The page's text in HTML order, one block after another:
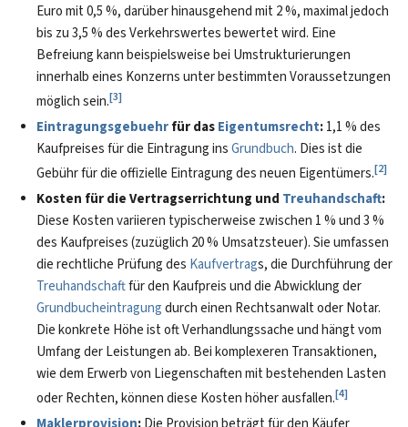
Euro mit 0,5 %, darüber hinausgehend mit 2 %, maximal jedoch
bis zu 3,5 % des Verkehrswertes bewertet wird. Eine
Befreiung kann beispielsweise bei Umstrukturierungen
innerhalb eines Konzerns unter bestimmten Voraussetzungen
möglich sein.[3]
Eintragungsgebuehrfür dasEigentumsrecht:1,1 % des
Kaufpreises für die Eintragung insGrundbuch. Dies ist die
Gebühr für die offizielle Eintragung des neuen Eigentümers.[2]
Kosten für die Vertragserrichtung und Treuhandschaft:
Diese Kosten variieren typischerweise zwischen 1 % und 3 %
des Kaufpreises (zuzüglich 20 % Umsatzsteuer). Sie umfassen
die rechtliche Prüfung des Kaufvertrags, die Durchführung der
Treuhandschaftfür den Kaufpreis und die Abwicklung der
Grundbucheintragungdurch einen Rechtsanwalt oder Notar.
Die konkrete Höhe ist oft Verhandlungssache und hängt vom
Umfang der Leistungen ab. Bei komplexeren Transaktionen,
wie dem Erwerb von Liegenschaften mit bestehenden Lasten
oder Rechten, können diese Kosten höher ausfallen.[4]